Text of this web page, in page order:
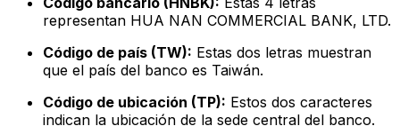
representan HUA NAN COMMERCIAL BANK, LTD.
Código de país (TW): Estas dos letras muestran
que el país del banco es Taiwán.
Código de ubicación (TP): Estos dos caracteres
indican la ubicación de la sede central del banco.